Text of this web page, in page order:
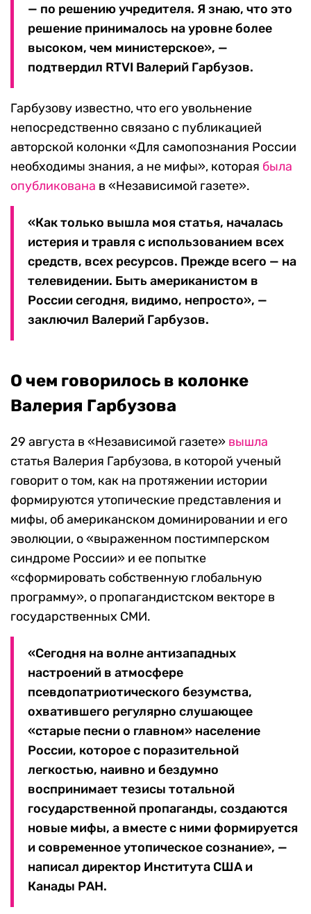
— по решению учредителя. Я знаю, что это
решение принималось на уровне более
высоком, чем министерское», —
подтвердил RTVI Валерий Гарбузов.
Гарбузову известно, что его увольнение
непосредственно связано с публикацией
авторской колонки «Для самопознания России
необходимы знания, а не мифы», которая была
опубликована в «Независимой газете».
«Как только вышла моя статья, началась
истерия и травля с использованием всех
средств, всех ресурсов. Прежде всего — на
телевидении. Быть американистом в
России сегодня, видимо, непросто», —
заключил Валерий Гарбузов.
О чем говорилось в колонке
Валерия Гарбузова
29 августа в «Независимой газете» вышла
статья Валерия Гарбузова, в которой ученый
говорит о том, как на протяжении истории
формируются утопические представления и
мифы, об американском доминировании и его
эволюции, о «выраженном постимперском
синдроме России» и ее попытке
«сформировать собственную глобальную
программу», о пропагандистском векторе в
государственных СМИ.
«Сегодня на волне антизападных
настроений в атмосфере
псевдопатриотического безумства,
охватившего регулярно слушающее
«старые песни о главном» население
России, которое с поразительной
легкостью, наивно и бездумно
воспринимает тезисы тотальной
государственной пропаганды, создаются
новые мифы, а вместе с ними формируется
и современное утопическое сознание», —
написал директор Института США и
Канады РАН.